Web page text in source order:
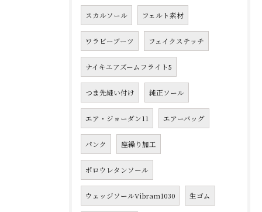
スカルソール フェルト素材
ワラビーブーツ フェイクステッチ
ナイキエアズームフライト5
つま先縫い付け 純正ソール
エア・ジョーダン11 エアーバッグ
パンク 座繰り加工
ポロウレタンソール
ウェッジソールVibram1030 生ゴム